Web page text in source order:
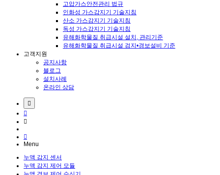
고압가스안전관리 법규
인화성 가스감지기 기술지침
산소 가스감지기 기술지침
독성 가스감지기 기술지침
유해화학물질 취급시설 설치, 관리기준
유해화학물질 취급시설 검지•경보설비 기준
고객지원
공지사항
블로그
설치사례
온라인 상담
Menu
누액 감지 센서
누액 감지 제어 모듈